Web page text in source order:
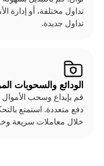
تداول مختلفة، أو إدارة
تداول جديدة.
الودائع والسحوبات
قم بإيداع وسحب
دفع متعددة. استمتع
خلال معاملات سريعة